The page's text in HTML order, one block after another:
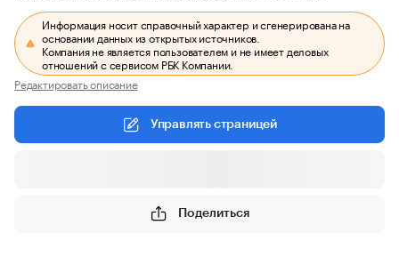
Информация носит справочный характер и сгенерирована на
основании данных из открытых источников.
Компания не является пользователем и не имеет деловых
отношений с сервисом РБК Компании.
Редактировать описание
Управлять страницей
Поделиться